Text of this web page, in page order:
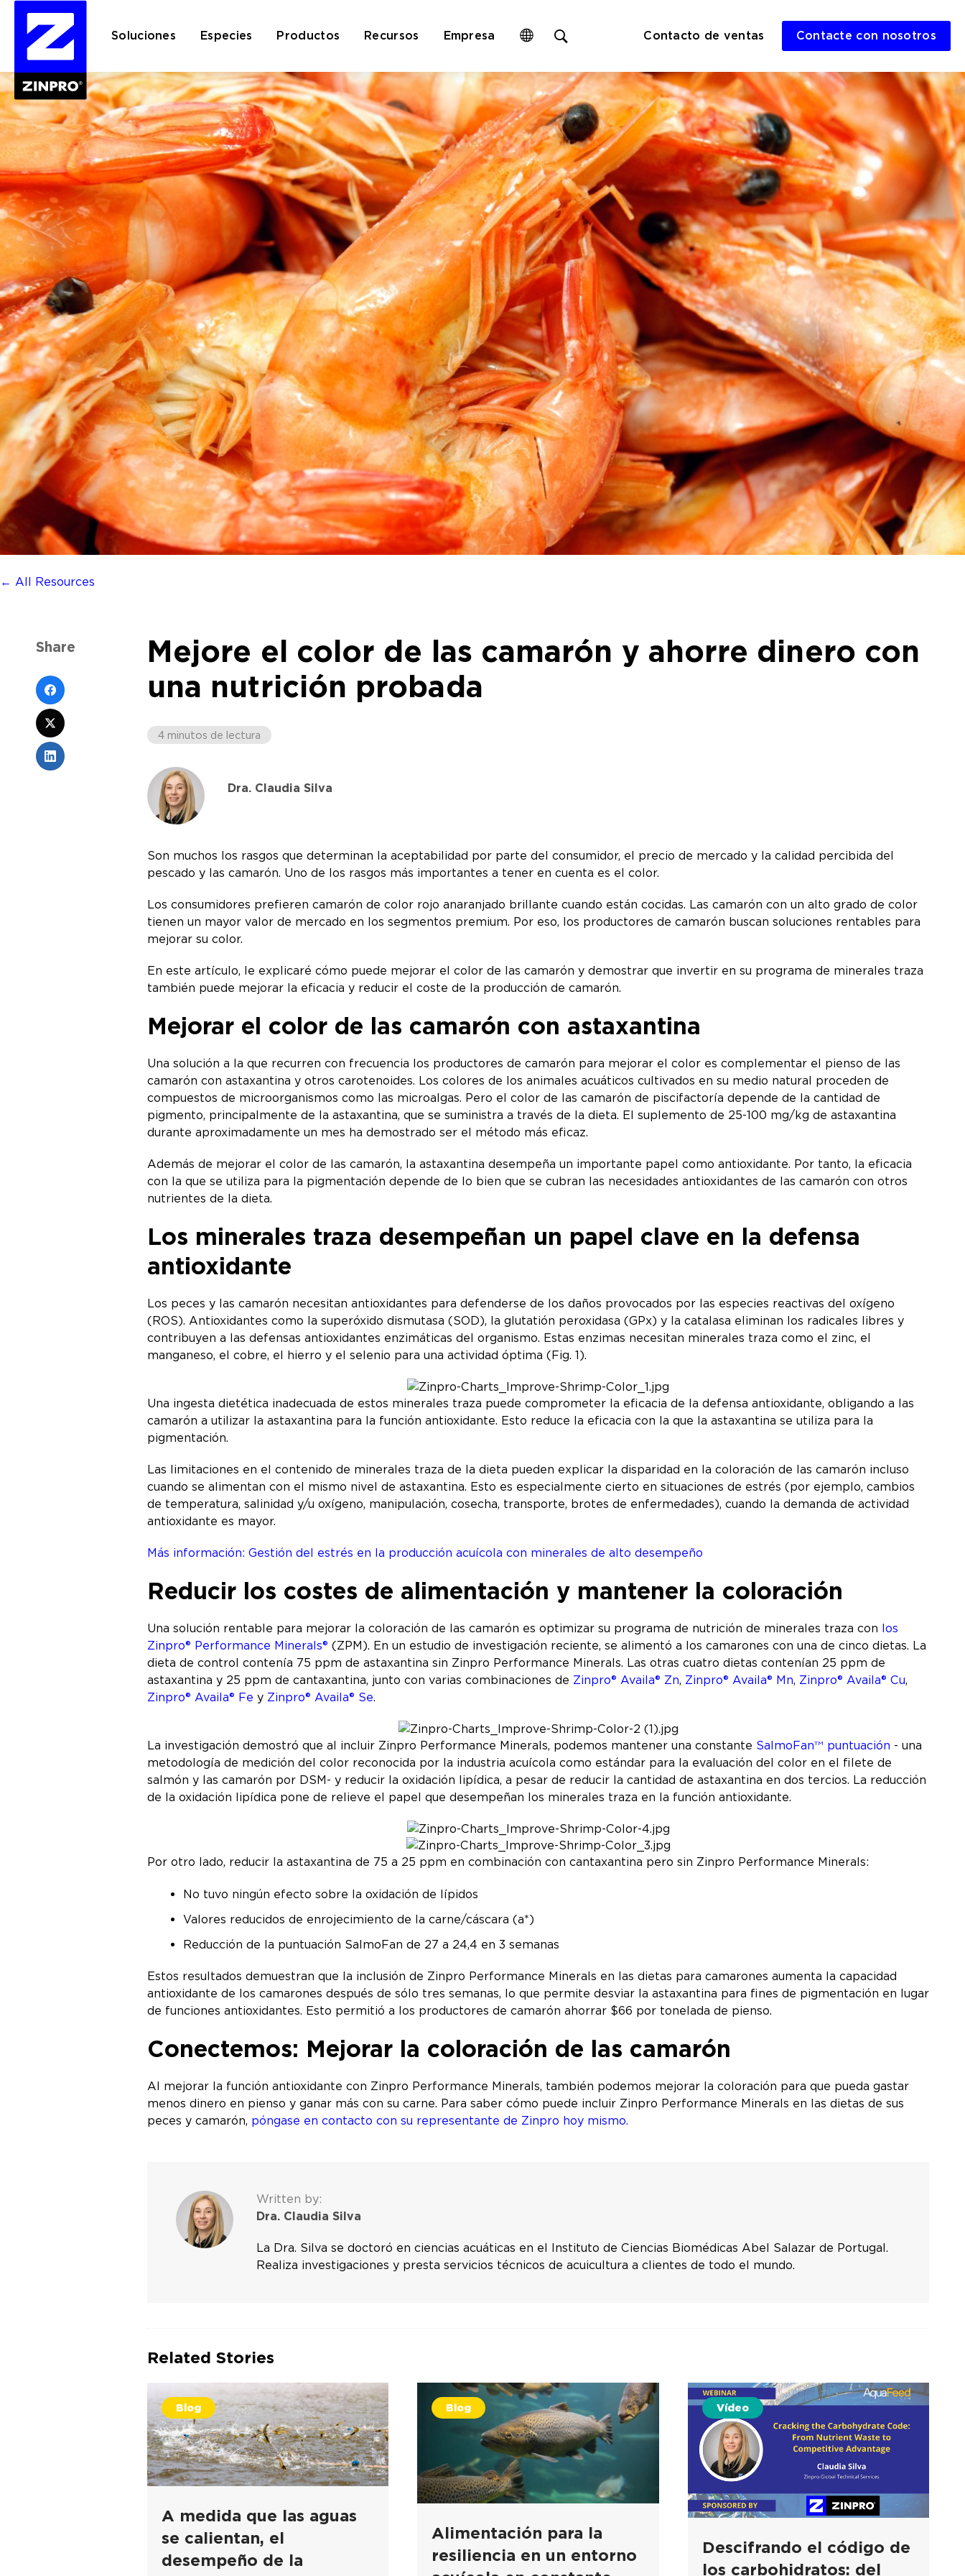
Soluciones Especies Productos Recursos Empresa
search
form
Contacto de ventas Contacte con nosotros
Buscar:
← All Resources
Mejore el color de las camarón y ahorre dinero con
una nutrición probada
4 minutos de lectura
Dra. Claudia Silva
Son muchos los rasgos que determinan la aceptabilidad por parte del consumidor, el precio de mercado y la calidad percibida del
pescado y las camarón. Uno de los rasgos más importantes a tener en cuenta es el color.
Los consumidores prefieren camarón de color rojo anaranjado brillante cuando están cocidas. Las camarón con un alto grado de color
tienen un mayor valor de mercado en los segmentos premium. Por eso, los productores de camarón buscan soluciones rentables para
mejorar su color.
En este artículo, le explicaré cómo puede mejorar el color de las camarón y demostrar que invertir en su programa de minerales traza
también puede mejorar la eficacia y reducir el coste de la producción de camarón.
Mejorar el color de las camarón con astaxantina
Una solución a la que recurren con frecuencia los productores de camarón para mejorar el color es complementar el pienso de las
camarón con astaxantina y otros carotenoides. Los colores de los animales acuáticos cultivados en su medio natural proceden de
compuestos de microorganismos como las microalgas. Pero el color de las camarón de piscifactoría depende de la cantidad de
pigmento, principalmente de la astaxantina, que se suministra a través de la dieta. El suplemento de 25-100 mg/kg de astaxantina
durante aproximadamente un mes ha demostrado ser el método más eficaz.
Además de mejorar el color de las camarón, la astaxantina desempeña un importante papel como antioxidante. Por tanto, la eficacia
con la que se utiliza para la pigmentación depende de lo bien que se cubran las necesidades antioxidantes de las camarón con otros
nutrientes de la dieta.
Los minerales traza desempeñan un papel clave en la defensa
antioxidante
Los peces y las camarón necesitan antioxidantes para defenderse de los daños provocados por las especies reactivas del oxígeno
(ROS). Antioxidantes como la superóxido dismutasa (SOD), la glutatión peroxidasa (GPx) y la catalasa eliminan los radicales libres y
contribuyen a las defensas antioxidantes enzimáticas del organismo. Estas enzimas necesitan minerales traza como el zinc, el
manganeso, el cobre, el hierro y el selenio para una actividad óptima (Fig. 1).
Una ingesta dietética inadecuada de estos minerales traza puede comprometer la eficacia de la defensa antioxidante, obligando a las
camarón a utilizar la astaxantina para la función antioxidante. Esto reduce la eficacia con la que la astaxantina se utiliza para la
pigmentación.
Las limitaciones en el contenido de minerales traza de la dieta pueden explicar la disparidad en la coloración de las camarón incluso
cuando se alimentan con el mismo nivel de astaxantina. Esto es especialmente cierto en situaciones de estrés (por ejemplo, cambios
de temperatura, salinidad y/u oxígeno, manipulación, cosecha, transporte, brotes de enfermedades), cuando la demanda de actividad
antioxidante es mayor.
Más información: Gestión del estrés en la producción acuícola con minerales de alto desempeño
Reducir los costes de alimentación y mantener la coloración
Una solución rentable para mejorar la coloración de las camarón es optimizar su programa de nutrición de minerales traza con los
Zinpro® Performance Minerals® (ZPM). En un estudio de investigación reciente, se alimentó a los camarones con una de cinco dietas. La
dieta de control contenía 75 ppm de astaxantina sin Zinpro Performance Minerals. Las otras cuatro dietas contenían 25 ppm de
astaxantina y 25 ppm de cantaxantina, junto con varias combinaciones de Zinpro® Availa® Zn, Zinpro® Availa® Mn, Zinpro® Availa® Cu,
Zinpro® Availa® Fe y Zinpro® Availa® Se.
La investigación demostró que al incluir Zinpro Performance Minerals, podemos mantener una constante SalmoFanTM puntuación - una
metodología de medición del color reconocida por la industria acuícola como estándar para la evaluación del color en el filete de
salmón y las camarón por DSM- y reducir la oxidación lipídica, a pesar de reducir la cantidad de astaxantina en dos tercios. La reducción
de la oxidación lipídica pone de relieve el papel que desempeñan los minerales traza en la función antioxidante.
Por otro lado, reducir la astaxantina de 75 a 25 ppm en combinación con cantaxantina pero sin Zinpro Performance Minerals:
No tuvo ningún efecto sobre la oxidación de lípidos
Valores reducidos de enrojecimiento de la carne/cáscara (a*)
Reducción de la puntuación SalmoFan de 27 a 24,4 en 3 semanas
Estos resultados demuestran que la inclusión de Zinpro Performance Minerals en las dietas para camarones aumenta la capacidad
antioxidante de los camarones después de sólo tres semanas, lo que permite desviar la astaxantina para fines de pigmentación en lugar
de funciones antioxidantes. Esto permitió a los productores de camarón ahorrar $66 por tonelada de pienso.
Conectemos: Mejorar la coloración de las camarón
Al mejorar la función antioxidante con Zinpro Performance Minerals, también podemos mejorar la coloración para que pueda gastar
menos dinero en pienso y ganar más con su carne. Para saber cómo puede incluir Zinpro Performance Minerals en las dietas de sus
peces y camarón, póngase en contacto con su representante de Zinpro hoy mismo.
Written by:
Dra. Claudia Silva
La Dra. Silva se doctoró en ciencias acuáticas en el Instituto de Ciencias Biomédicas Abel Salazar de Portugal.
Realiza investigaciones y presta servicios técnicos de acuicultura a clientes de todo el mundo.
Related Stories
Blog
A medida que las aguas
se calientan, el
desempeño de la
Blog
Alimentación para la
resiliencia en un entorno
Vídeo
Descifrando el código de
los carbohidratos: del
Share